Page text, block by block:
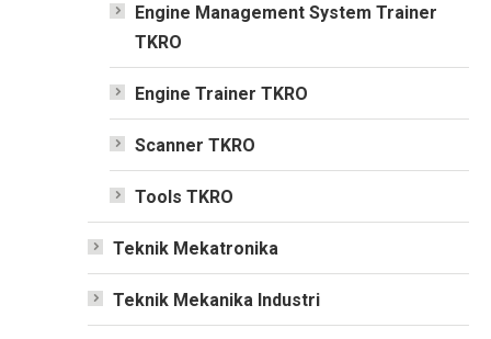
Engine Management System Trainer
TKRO
Engine Trainer TKRO
Scanner TKRO
Tools TKRO
Teknik Mekatronika
Teknik Mekanika Industri